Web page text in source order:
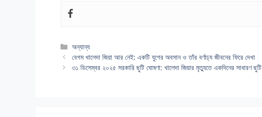
Categories
অন্যান্য
বেগম খালেদা জিয়া আর নেই: একটি যুগের অবসান ও তাঁর বর্ণাঢ্য জীবনের ফিরে দেখা
৩১ ডিসেম্বর ২০২৫ সরকারি ছুটি ঘোষণা: খালেদা জিয়ার মৃত্যুতে একদিনের সাধারণ ছুটি